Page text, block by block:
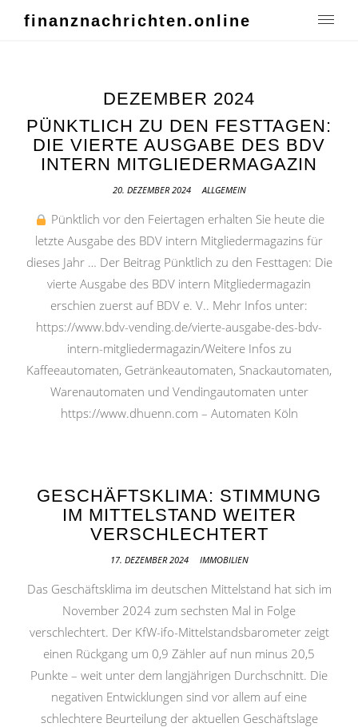
finanznachrichten.online
DEZEMBER 2024
PÜNKTLICH ZU DEN FESTTAGEN:
DIE VIERTE AUSGABE DES BDV
INTERN MITGLIEDERMAGAZIN
20. DEZEMBER 2024 ALLGEMEIN
Pünktlich vor den Feiertagen erhalten Sie heute die
letzte Ausgabe des BDV intern Mitgliedermagazins für
dieses Jahr … Der Beitrag Pünktlich zu den Festtagen: Die
vierte Ausgabe des BDV intern Mitgliedermagazin
erschien zuerst auf BDV e. V.. Mehr Infos unter:
https://www.bdv-vending.de/vierte-ausgabe-des-bdv-
intern-mitgliedermagazin/Weitere Infos zu
Kaffeeautomaten, Getränkeautomaten, Snackautomaten,
Warenautomaten und Vendingautomaten unter
https://www.dhuenn.com – Automaten Köln
GESCHÄFTSKLIMA: STIMMUNG
IM MITTELSTAND WEITER
VERSCHLECHTERT
17. DEZEMBER 2024 IMMOBILIEN
Das Geschäftsklima im deutschen Mittelstand hat sich im
November 2024 zum sechsten Mal in Folge
verschlechtert. Der KfW-ifo-Mittelstandsbarometer zeigt
einen Rückgang um 0,9 Zähler auf nun minus 20,5
Punkte – weit unter dem langjährigen Durchschnitt. Die
negativen Entwicklungen sind vor allem auf eine
schlechtere Beurteilung der aktuellen Geschäftslage